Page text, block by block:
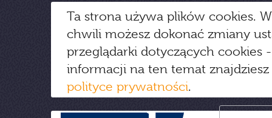
Ta strona używa plików cookies.
chwili możesz dokonać zmiany
przeglądarki dotyczących cookies
informacji na ten temat
polityce prywatności.